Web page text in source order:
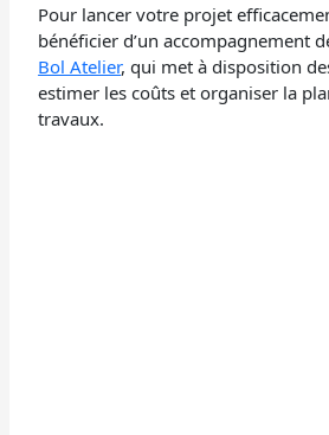
Pour lancer votre projet
bénéficier d’un accompagnement
Bol Atelier, qui met à disposition
estimer les coûts et organiser la
travaux.